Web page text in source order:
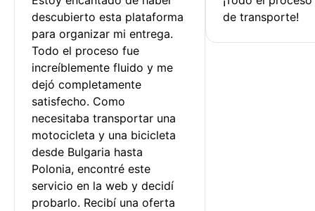
descubierto esta plataforma
para organizar mi entrega.
Todo el proceso fue
increíblemente fluido y me
dejó completamente
satisfecho. Como
necesitaba transportar una
motocicleta y una bicicleta
desde Bulgaria hasta
Polonia, encontré este
servicio en la web y decidí
probarlo. Recibí una oferta
de transporte!